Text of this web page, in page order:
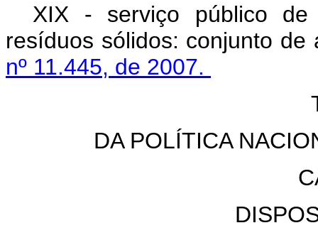
XIX - serviço público
resíduos sólidos: conjunto
nº 11.445, de 2007.
DA POLÍTICA